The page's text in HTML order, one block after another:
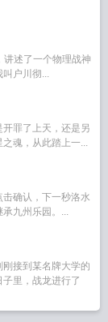
述了一个物理战神
户川彻...
罪了上天，还是另
魂，从此踏上一...
确认，下一秒洛水
九州乐园。...
接到某名牌大学的
里，战龙进行了